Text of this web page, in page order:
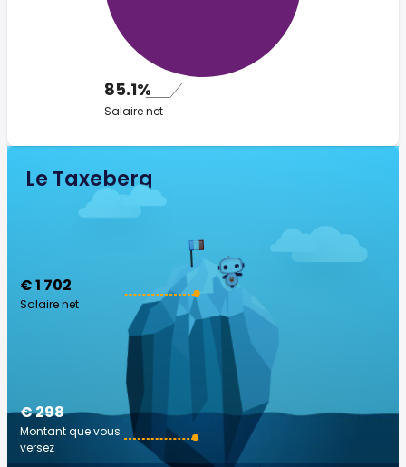
85.1%
Salaire net
Le Taxeberg
€ 1 702
Salaire net
€ 298
Montant que vous
versez